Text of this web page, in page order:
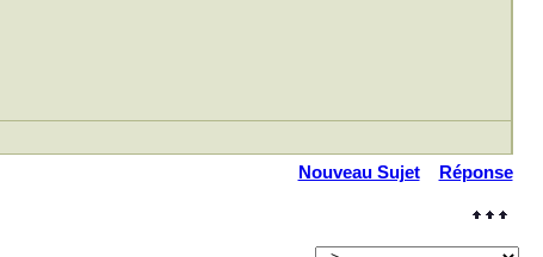
Nouveau Sujet Réponse